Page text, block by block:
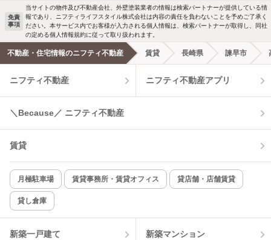
洗濯機置場あり 独立洗面台
エアコンあり 都市ガス
温水洗浄便座 オートロック
コンロ2口以上
新着のみ インターネット無料
該当件数:
0件
免責
事項
当サイトの物件及び不動産会社、外壁塗装業者の情報は検索パートナーが提供している情
報であり、ニフティライフスタイル株式会社は内容の責任を負わないことを予めご了承く
ださい。本サービス内でお客様が入力される個人情報は、検索パートナーが取得し、同社
の定める個人情報規約に従って取り扱われます。
不動産・住宅情報のニフティ不動産 賃貸 長崎県 諫早市
ニフティ不動産 ニフティ不動産アプリ
＼Because／ ニフティ不動産
賃貸
月極駐車場 賃貸事務所・賃貸オフィス 貸店舗・店舗賃貸
貸し倉庫
新築一戸建て 新築マンション